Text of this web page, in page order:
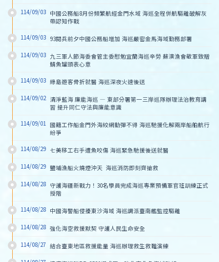
114/09/03 中國公務船8月份頻繁航經金門水域 海巡全程併航驅離破解灰
帶認知作戰
114/09/03 93閱兵前夕中國公務船增加 海巡嚴密金馬海域勤務部署
114/09/03 九三軍人節海委會管主委慰勉宜蘭海巡辛勞 蘇澳漁會敬軍致贈
鯖魚罐頭表心意
114/09/03 綠島遊客骨折就醫 海巡深夜火速後送
114/09/02 清淨藍海 廉能海巡 — 東部分署第一三岸巡隊辦理法治教育講
習 提升同仁守法與廉能意識
114/09/01
國籍工作船金門外海絞網動彈不得 海巡馳援化解兩岸船舶航行
紛爭
114/08/29 七美移工右手遭魚咬傷 海巡緊急馳援後送就醫
114/08/29 鹽埔漁船火燒煙沖天  海巡消防即刻齊搶救
114/08/28 守護海疆新戰力！30名學員完成海巡專業預備軍官班訓練正式
授階
114/08/28 中國海警船侵擾東沙海域 海巡調派臺南艦監控驅離
114/08/28 強化海空救援默契 守護人民生命安全
114/08/27 結合臺東地區救援能量 海巡辦理救生救難演練